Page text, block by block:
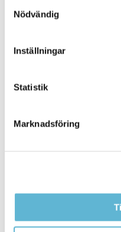
Nödvändig
Inställningar
Statistik
Marknadsföring
Webbsida
pedagogisk
självständighet och ge